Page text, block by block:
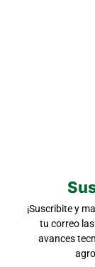
¡Suscribite y
tu correo
avances